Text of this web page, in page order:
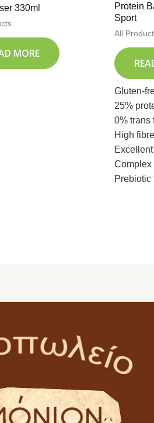
330ml
MORE
Protein
Sport
All
Gluten-
25%
0% trans
High fibre
Complex
Prebiotic